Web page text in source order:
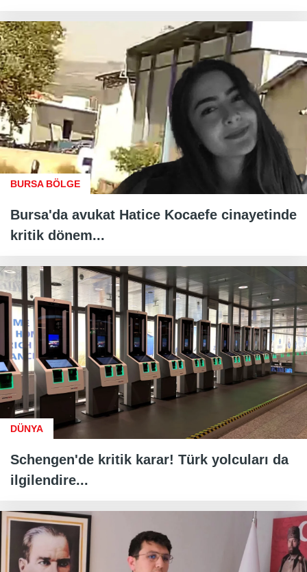
BURSA BÖLGE
Bursa'da avukat Hatice Kocaefe cinayetinde
kritik dönem...
DÜNYA
Schengen'de kritik karar! Türk yolcuları da
ilgilendire...